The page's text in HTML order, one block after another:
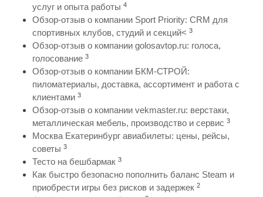
услуг и опыта работы 4
Обзор-отзыв о компании Sport Priority: CRM для
спортивных клубов, студий и секций< 3
Обзор-отзыв о компании golosavtop.ru: голоса,
голосование 3
Обзор-отзыв о компании БКМ-СТРОЙ:
пиломатериалы, доставка, ассортимент и работа с
клиентами 3
Обзор-отзыв о компании vekmaster.ru: верстаки,
металлическая мебель, производство и сервис 3
Москва Екатеринбург авиабилеты: цены, рейсы,
советы 3
Тесто на бешбармак 3
Как быстро безопасно пополнить баланс Steam и
приобрести игры без рисков и задержек 2